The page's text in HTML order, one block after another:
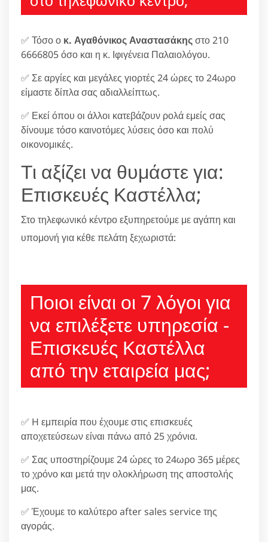
✅ Τόσο ο κ. Αγαθόνικος Αναστασάκηςστο 210
6666805 όσο και η κ. Ιφιγένεια Παλαιολόγου.
✅ Σε αργίες και μεγάλες γιορτές 24 ώρες το 24ωρο
είμαστε δίπλα σας αδιαλλείπτως.
✅ Εκεί όπου οι άλλοι κατεβάζουν ρολά εμείς σας
δίνουμε τόσο καινοτόμες λύσεις όσο και πολύ
οικονομικές.
Τι αξίζει να θυμάστε για:
Επισκευές Καστέλλα;
Στο τηλεφωνικό κέντρο εξυπηρετούμε με αγάπη και
υπομονή για κέθε πελάτη ξεχωριστά:
Ποιοι είναι οι 7 λόγοι για
να επιλέξετε υπηρεσία -
Επισκευές Καστέλλα
από την εταιρεία μας;
✅ H εμπειρία που έχουμε στις επισκευές
αποχετεύσεων είναι πάνω από 25 χρόνια.
✅ Σας υποστηρίζουμε 24 ώρες το 24ωρο 365 μέρες
το χρόνο και μετά την ολοκλήρωση της αποστολής
μας.
✅ Έχουμε το καλύτερο after sales service της
αγοράς.